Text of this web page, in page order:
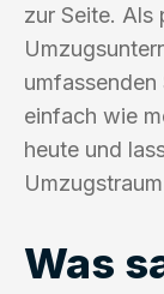
zur Seite. Als
umfassenden
einfach wie
heute und
Was